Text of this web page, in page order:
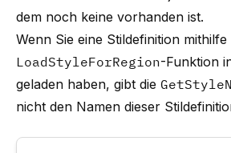
dem noch keine vorhanden ist.
Wenn Sie eine Stildefinition mithilfe
LoadStyleForRegion-Funktion
geladen haben, gibt die
nicht den Namen dieser